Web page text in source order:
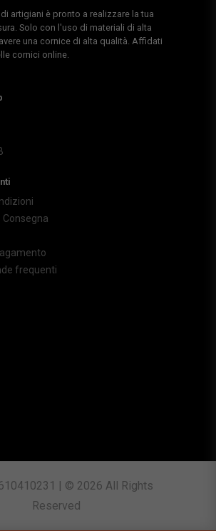
artigiani è pronto a realizzare la tua
Solo con l'uso di materiali di alta
una cornice di alta qualità. Affidati
cornici online.
frequenti
| © 2026 All Rights
Reserved